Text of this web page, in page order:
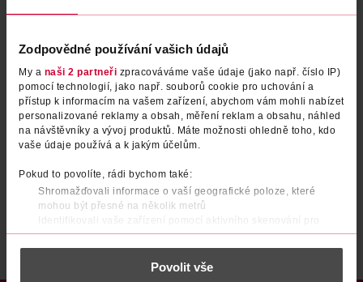
Zodpovědné používání vašich údajů
My a naši 2 partneři zpracováváme vaše údaje (jako např. číslo IP)
pomocí technologií, jako např. souborů cookie pro uchování a
přístup k informacím na vašem zařízení, abychom vám mohli nabízet
personalizované reklamy a obsah, měření reklam a obsahu, náhled
na návštěvníky a vývoj produktů. Máte možnosti ohledně toho, kdo
vaše údaje používá a k jakým účelům.
Pokud to povolíte, rádi bychom také:
Shromažďovali informace o vaší geografické poloze, které
mohou být přesné na několik metrů
Identifikovali vaše zařízení pomocí aktivního skenování pro
konkrétní charakteristiky (otisk prstu)
Zjistěte více o tom, jak zpracováváme vaše osobní údaje, a nastavte
části s podrobnostmi . Svůj souhlas můžete kdykoliv
Povolit vše
Po registraci se stáváte členem ROSSMANN CLUBu a můžete čerpat výhody naplno. Zjistit více